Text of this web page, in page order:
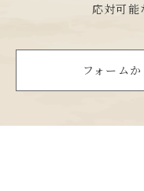
応対可
フォーム